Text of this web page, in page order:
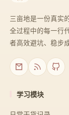
三亩地是一份真实
全过程中的每一行
者高效避坑、稳步
学习模块